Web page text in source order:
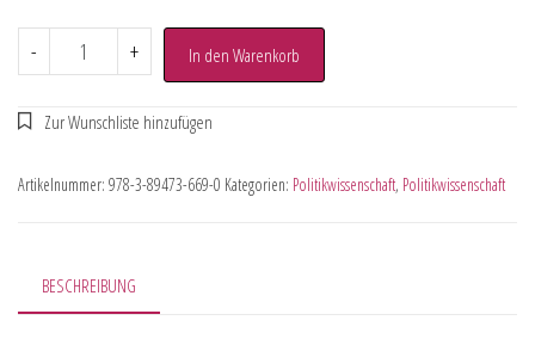
- + In den Warenkorb
Artikelnummer: 978-3-89473-669-0 Kategorien: Politikwissenschaft, Politikwissenschaft
BESCHREIBUNG